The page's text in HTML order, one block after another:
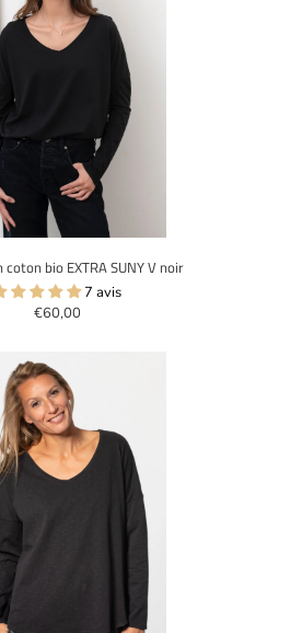
bio EXTRA SUNY V noir
7 avis
€60,00